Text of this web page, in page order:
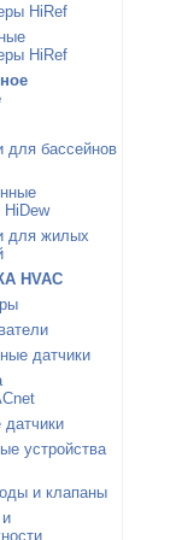
HiRef
HiRef
для бассейнов
для жилых
HVAC
датчики
датчики
устройства
и клапаны